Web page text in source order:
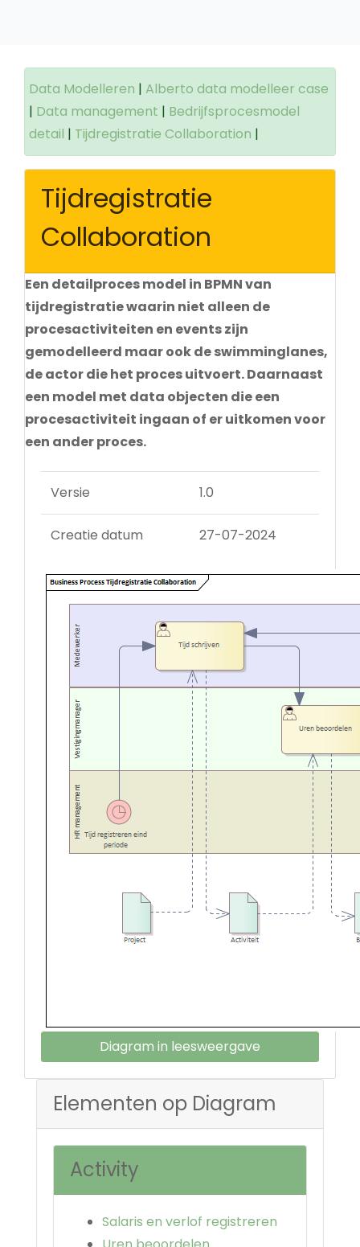
Data Modelleren | Alberto data modelleer case
| Data management | Bedrijfsprocesmodel
detail | Tijdregistratie Collaboration |
Tijdregistratie
Collaboration
Een detailproces model in BPMN van
tijdregistratie waarin niet alleen de
procesactiviteiten en events zijn
gemodelleerd maar ook de swimminglanes,
de actor die het proces uitvoert. Daarnaast
een model met data objecten die een
procesactiviteit ingaan of er uitkomen voor
een ander proces.
Versie 1.0
Creatie datum 27-07-2024
Diagram in leesweergave
Elementen op Diagram
Activity
Salaris en verlof registreren